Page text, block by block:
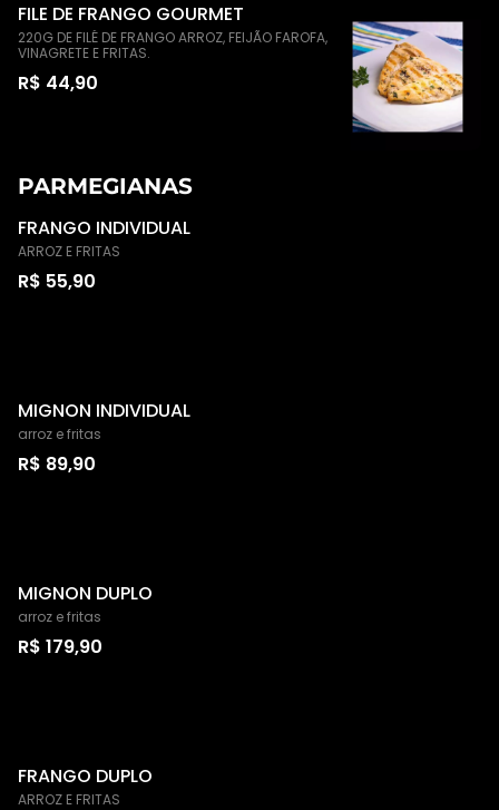
FILE DE FRANGO GOURMET
220G DE FILÉ DE FRANGO ARROZ, FEIJÃO FAROFA,
VINAGRETE E FRITAS.
R$ 44,90
PARMEGIANAS
FRANGO INDIVIDUAL
ARROZ E FRITAS
R$ 55,90
MIGNON INDIVIDUAL
arroz e fritas
R$ 89,90
MIGNON DUPLO
arroz e fritas
R$ 179,90
FRANGO DUPLO
ARROZ E FRITAS